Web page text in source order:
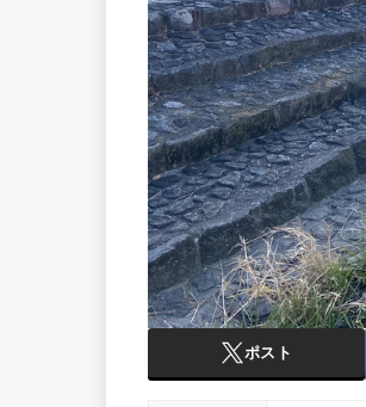
ポスト